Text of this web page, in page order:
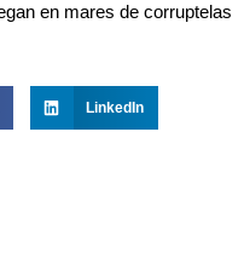
en mares de corruptelas
LinkedIn